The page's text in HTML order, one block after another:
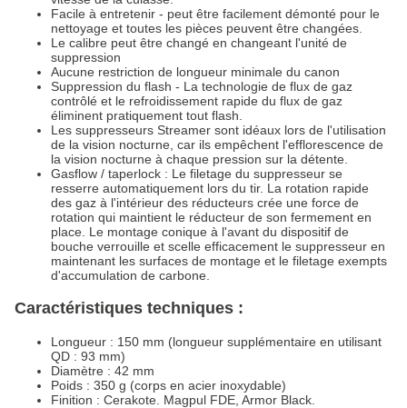
Facile à entretenir - peut être facilement démonté pour le
nettoyage et toutes les pièces peuvent être changées.
Le calibre peut être changé en changeant l'unité de
suppression
Aucune restriction de longueur minimale du canon
Suppression du flash - La technologie de flux de gaz
contrôlé et le refroidissement rapide du flux de gaz
éliminent pratiquement tout flash.
Les suppresseurs Streamer sont idéaux lors de l'utilisation
de la vision nocturne, car ils empêchent l'efflorescence de
la vision nocturne à chaque pression sur la détente.
Gasflow / taperlock : Le filetage du suppresseur se
resserre automatiquement lors du tir. La rotation rapide
des gaz à l'intérieur des réducteurs crée une force de
rotation qui maintient le réducteur de son fermement en
place. Le montage conique à l'avant du dispositif de
bouche verrouille et scelle efficacement le suppresseur en
maintenant les surfaces de montage et le filetage exempts
d'accumulation de carbone.
Caractéristiques techniques :
Longueur : 150 mm (longueur supplémentaire en utilisant
QD : 93 mm)
Diamètre : 42 mm
Poids : 350 g (corps en acier inoxydable)
Finition : Cerakote. Magpul FDE, Armor Black.